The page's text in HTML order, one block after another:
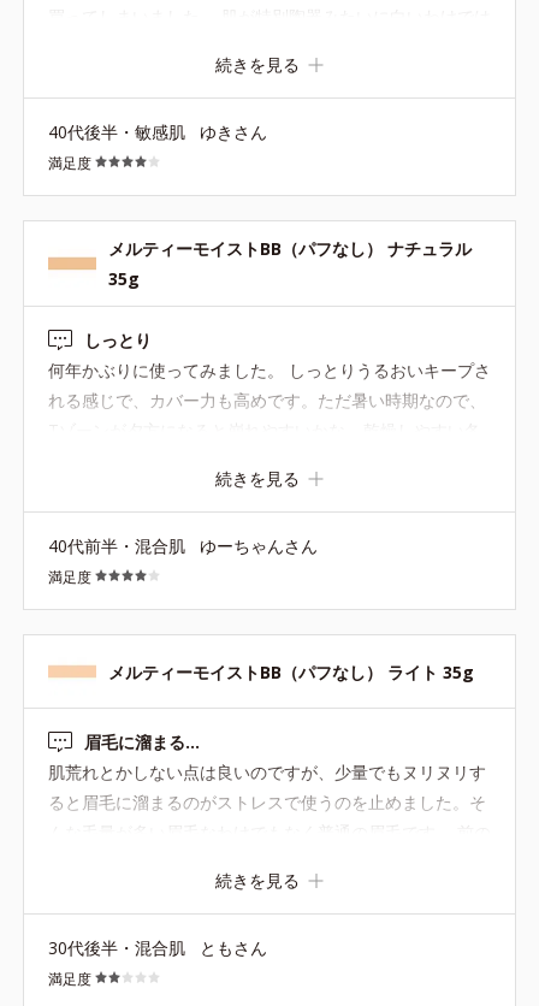
買ってしまいました。 肌が特別陶器みたいに白いわけでは
く、BBなんてもってのほかだったのですが、ホワイニン
ぜひ使ってみたかったのです。 ■色・カバー力 こちらのラ
イトは、他のメーカーのBBよりは明るいですが、やはり
黄みがかっているベージュ（一般的な肌の色で更にイエベ
の人には明るいほうなのかも。）の感じで、自分的にはや
や濃い目。首の色と違うので顔がくすんで見えます。 しか
し、ありがたいことにBB特有の「塗ってます！隠してま
みたいにキレイになりますね。 （とは言えアラフォーのク
マは隠れませんので、アイゾーンチューナーで光を飛ばし
ます） ■伸び 良くもないですが、悪くもないです。 ほん
が、もう少しとろっとしているのが理想でした。 ■しっと
上がりになります。 夏場はこのさらっとした感じが嬉しい
かも？ 自分は乾燥肌でもあるので、冬は乾燥が気になりそ
た。 こちらも、塗った感じは毛穴落ちしなさそうです！
落ちるものは塗って30分くらいでもうよれてきてしまうの
で…このさらっと感がいいのでしょうか。 もっと汗かく時
期に使って様子をみたいです。 ■敏感肌への刺激 今のとこ
ろなしです。 軽くて塗ってる感もないので、荒れたらどう
丈夫かなと思っています。
続きを見る
40代後半・敏感肌 ゆきさん
満足度
メルティーモイストBB（パフなし） ナチュラル
35g
しっとり
何年かぶりに使ってみました。 しっとりうるおいキープさ
れる感じで、カバー力も高めです。ただ暑い時期なので、
続きを見る
40代前半・混合肌 ゆーちゃんさん
満足度
メルティーモイストBB（パフなし） ライト 35g
眉毛に溜まる…
肌荒れとかしない点は良いのですが、少量でもヌリヌリす
ると眉毛に溜まるのがストレスで使うのを止めました。そ
方をしても溜まらないので、こちらの製品のテクスチャー
続きを見る
30代後半・混合肌 ともさん
満足度